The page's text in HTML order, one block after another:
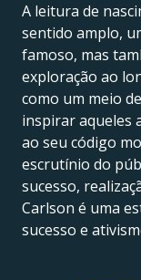
A leitura de
sentido amplo,
famoso, mas
exploração ao
como um meio
inspirar aqueles
ao seu código
escrutínio do
sucesso,
Carlson é uma
sucesso e